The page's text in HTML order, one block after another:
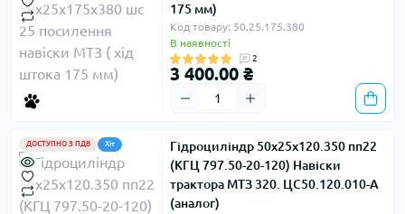
175 мм)
Код товару: 50.25.175.380
В наявності
2
3 400.00 ₴
ДОСТУПНО З ПДВ Хіт
Гідроциліндр 50х25х120.350 пп22
(КГЦ 797.50-20-120) Навіски
трактора МТЗ 320. ЦС50.120.010-А
(аналог)